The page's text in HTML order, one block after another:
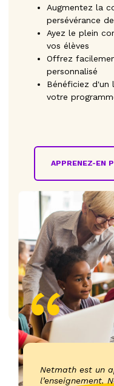
Augmentez la
persévérance
Ayez le plein
vos élèves
Offrez
personnalisé
Bénéficiez d'un
votre
Netmath est un
l’enseignement.
APPRENEZ-EN